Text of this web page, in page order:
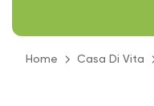
Home Casa Di Vita